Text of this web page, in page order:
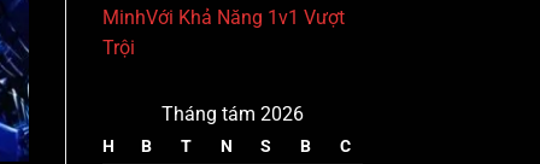
MinhVới Khả Năng 1v1 Vượt
Trội
Tháng tám 2026
H B T N S B
C